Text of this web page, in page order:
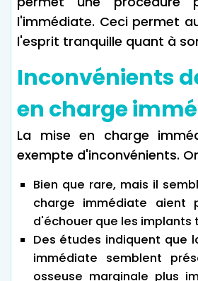
l'immédiate. Ceci permet
l'esprit tranquille quant à
Inconvénients
en charge
La mise en charge
exempte d'inconvénients.
Bien que rare, mais il
charge immédiate aient
d'échouer que les implants
Des études indiquent que
immédiate semblent
osseuse marginale plus